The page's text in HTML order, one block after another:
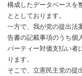
構成したデータベースを
ととしております。
一方で、我が党の提出法
告書の記載事項のうち個
パーティー対価支払い者
ります。
そこで、立憲民主党の提